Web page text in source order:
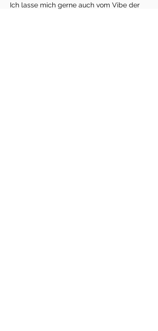
Ich lasse mich gerne auch vom Vibe der